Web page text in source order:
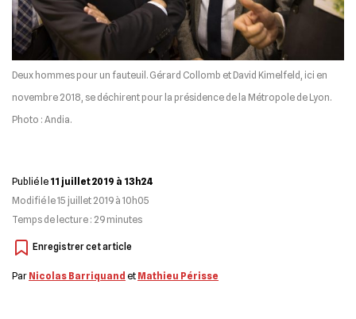
Deux hommes pour un fauteuil. Gérard Collomb et David Kimelfeld, ici en
novembre 2018, se déchirent pour la présidence de la Métropole de Lyon.
Photo : Andia.
Publié le 11 juillet 2019 à 13h24
Modifié le15 juillet 2019 à 10h05
Temps de lecture : 29 minutes
Par Nicolas Barriquand et Mathieu Périsse